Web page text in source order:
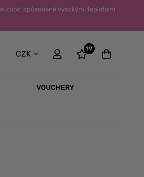
zboží způsobené vysokými teplotami
CZK
19
VOUCHERY